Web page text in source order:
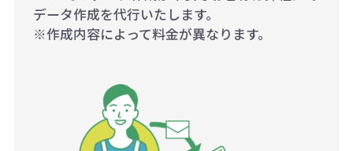
データ作成を代行いたします。
※作成内容によって料金が異なります。